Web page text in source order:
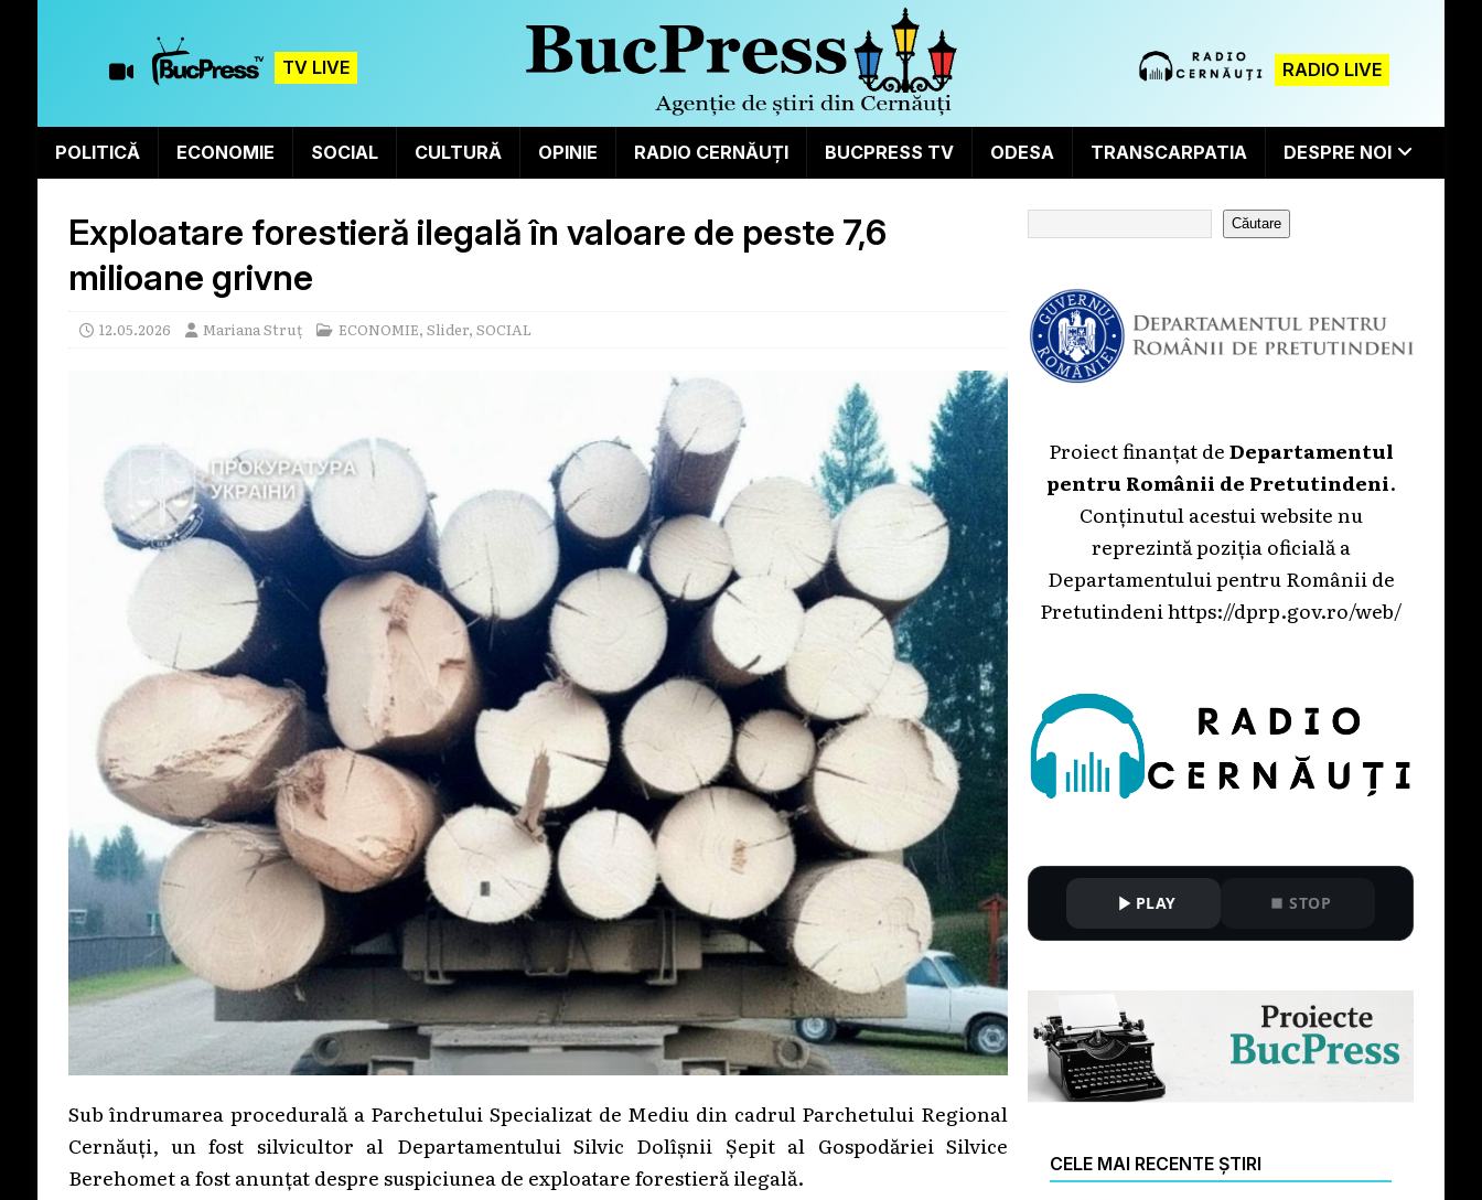
TV LIVE RADIO LIVE
POLITICĂ ECONOMIE SOCIAL CULTURĂ OPINIE RADIO CERNĂUȚI BUCPRESS TV ODESA TRANSCARPATIA DESPRE NOI
Exploatare forestieră ilegală în valoare de peste 7,6
milioane grivne
12.05.2026 Mariana Struț ECONOMIE, Slider, SOCIAL
Sub îndrumarea procedurală a Parchetului Specializat de Mediu din cadrul Parchetului Regional
Cernăuți, un fost silvicultor al Departamentului Silvic Dolîșnii Șepit al Gospodăriei Silvice
Berehomet a fost anunțat despre suspiciunea de exploatare forestieră ilegală.
Căutare
Proiect finanțat deDepartamentul
pentru Românii de Pretutindeni.
Conținutul acestui website nu
reprezintă poziția oficială a
Departamentului pentru Românii de
Pretutindenihttps://dprp.gov.ro/web/
PLAY STOP
CELE MAI RECENTE ȘTIRI